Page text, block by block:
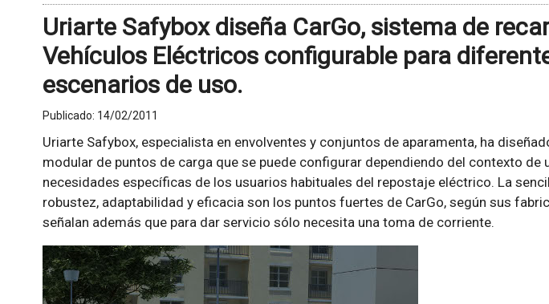
Uriarte Safybox diseña CarGo, sistema de
Vehículos Eléctricos configurable para
escenarios de uso.
Publicado: 14/02/2011
Uriarte Safybox, especialista en envolventes y conjuntos de aparamenta, ha
modular de puntos de carga que se puede configurar dependiendo del contexto de
necesidades específicas de los usuarios habituales del repostaje eléctrico. La
robustez, adaptabilidad y eficacia son los puntos fuertes de CarGo, según sus
señalan además que para dar servicio sólo necesita una toma de corriente.